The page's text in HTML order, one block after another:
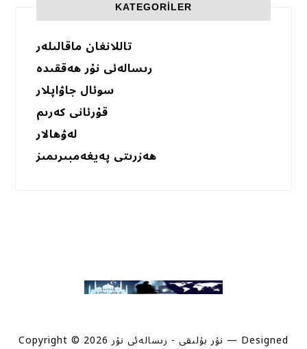
KATEGORILER
تاللانغان ماقالىلەر
رىسالەئى نۇر ھەققىدە
سوئال جاۋاپلار
قۇرئانى كەرىم
لەۋھالار
ھەزرىتى پەيغەمبىرىمىز
Copyright © 2026 نۇر بۇلىقى - رىسالەئى نۇر — Designed